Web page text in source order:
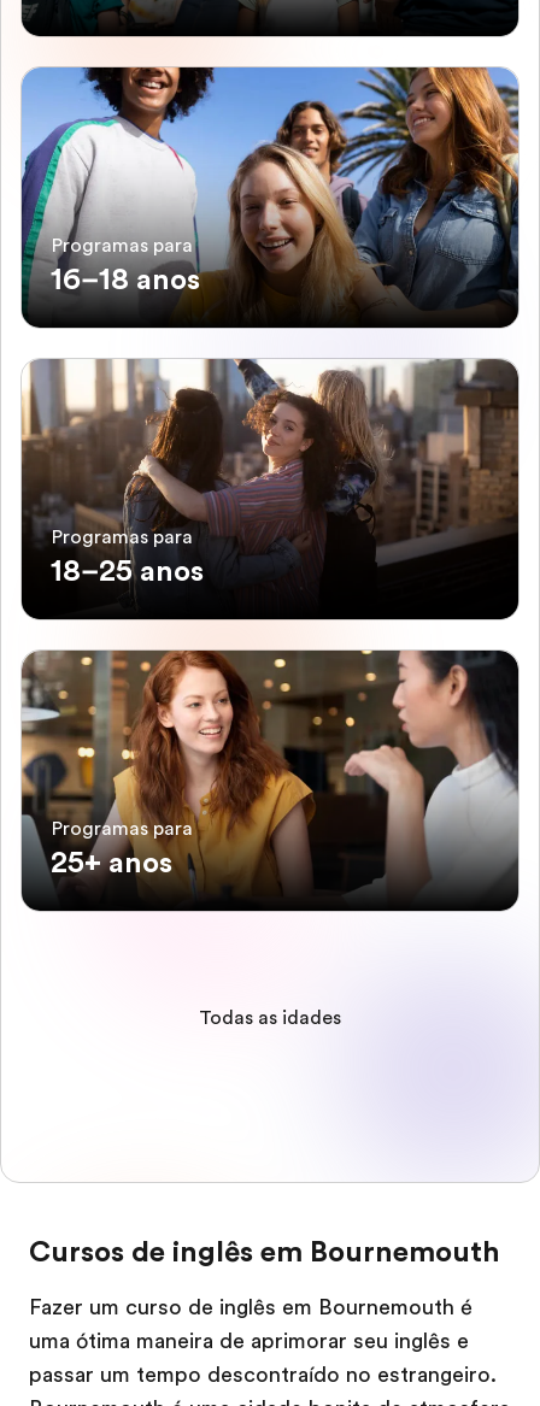
Programas para
16–18 anos
Programas para
18–25 anos
Programas para
25+ anos
Todas as idades
Cursos de inglês em Bournemouth
Fazer um curso de inglês em Bournemouth é
uma ótima maneira de aprimorar seu inglês e
passar um tempo descontraído no estrangeiro.